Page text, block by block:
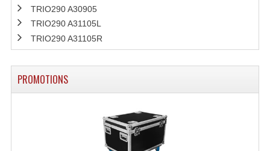
TRIO290 A30905
TRIO290 A31105L
TRIO290 A31105R
PROMOTIONS